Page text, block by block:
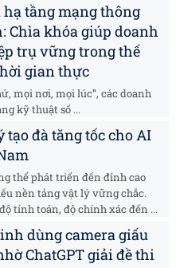
hạ tầng mạng thông
Chìa khóa giúp doanh
trụ vững trong thế
gian thực
mọi nơi, mọi lúc”, các doanh
kỹ thuật số ...
tạo đà tăng tốc cho AI
thể phát triển đến đỉnh cao
nền tảng vật lý vững chắc.
tính toán, độ chính xác đến ...
dùng camera giấu
ChatGPT giải đề thi